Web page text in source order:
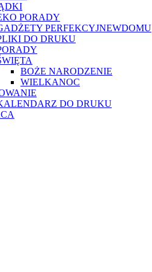
PORADY
PERFEKCYJNEWDOMU
DO DRUKU
BOŻE NARODZENIE
WIELKANOC
DO DRUKU